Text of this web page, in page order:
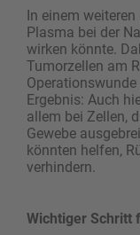
In einem
Plasma bei der
wirken könnte.
Tumorzellen am
Ergebnis: Auch
allem bei Zellen,
Gewebe
könnten helfen,
verhindern.
Wichtiger Schritt